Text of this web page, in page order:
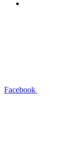
Facebook